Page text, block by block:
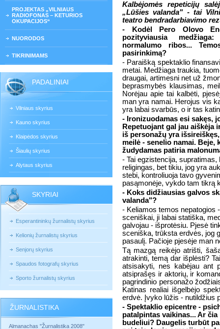
PROJEKTAS „VILNIAUS
RADIOFONAS – KETURIOS
OKUPACIJOS“
NUORODOS
TIKRINIMAMS
PADALINIAI
Vilniaus skyrius
Kauno skyrius
Klaipėdos skyrius
Šiaulių skyrius
Alytaus skyrius
SKYRIAI
Esperantininkų žurnalistų skyrius
Kelionių žurnalistų skyrius
Senjorų skyrius
Spaudos fotografų skyrius
Sporto žurnalistų skyrius
ŽURNALISTIKA
Almanachas "Žurnalistika 2008"
Kalbėjomės repeticijų
„Lūšies valanda" - tai
teatro bendradarbiavimo
- Kodėl Pero Olovo
pozityviausia
normalumo ribos...
pasirinkimą?
- Paraišką spektaklio
metai. Medžiaga traukia,
draugai, artimesni net už
beprasmybės klausimas,
Norėjau apie tai kalbėti,
man yra namai. Herojus vis
yra labai svarbūs, o ir tas
- Ironizuodamas esi sakęs,
Repetuojant gal jau aiškėja
iš personažų yra
meilė - senelio namai.
žudydamas patiria
- Tai egzistencija,
religingas, bet tikiu, jog yra
stebi, kontroliuoja tavo
pasąmonėje, vykdo tam tikrą
- Koks didžiausias galvos
valanda"?
- Keliamos temos nepatogios
sceniškai, ji labai statiška,
galvojau - išprotėsiu. Pjesė
sceniška, trūksta erdvės, jog
pasaulį. Pačioje pjesėje man
Tą mazgą reikėjo atrišti,
atrakinti, temą dar išplėsti?
atsisakyti, nes kabėjau ant
atsiprašęs ir aktorių, ir
pagrindinio personažo
Katinas realiai išgelbėjo
erdvė. Įvyko lūžis - nutildžius
- Spektaklio epicentre -
patalpintas vaikinas... Ar
budeliui? Daugelis turbūt